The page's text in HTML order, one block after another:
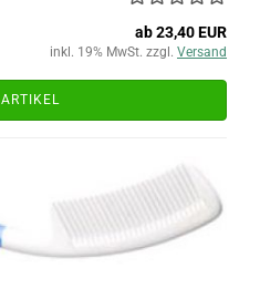
ab 23,40 EUR
inkl. 19% MwSt. zzgl. Versand